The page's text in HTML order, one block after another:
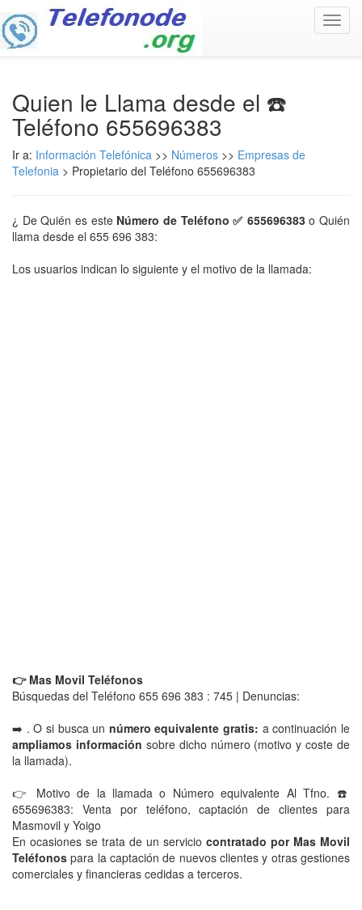
Quien le Llama desde el ☎️
Teléfono 655696383
Ir a: Información Telefónica >> Números >> Empresas de
Telefonia > Propietario del Teléfono 655696383
¿ De Quién es este Número de Teléfono ✅ 655696383o Quién
llama desde el 655 696 383:
Los usuarios indican lo siguiente y el motivo de la llamada:
👉 Mas Movil Teléfonos
Búsquedas del Teléfono 655 696 383 : 745 | Denuncias:
➡️ . O si busca un número equivalente gratis: a continuación le
ampliamos información sobre dicho número (motivo y coste de
la llamada).
👉 Motivo de la llamada o Número equivalente Al Tfno. ☎️
655696383: Venta por teléfono, captación de clientes para
Masmovil y Yoigo
En ocasiones se trata de un servicio contratado por Mas Movil
Teléfonospara la captación de nuevos clientes y otras gestiones
comerciales y financieras cedidas a terceros.